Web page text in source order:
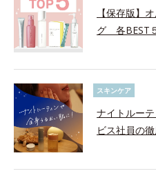
【保存版】
グ 各BEST
スキンケア
ナイトルー
ビス社員の